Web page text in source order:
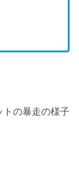
の暴走の様子